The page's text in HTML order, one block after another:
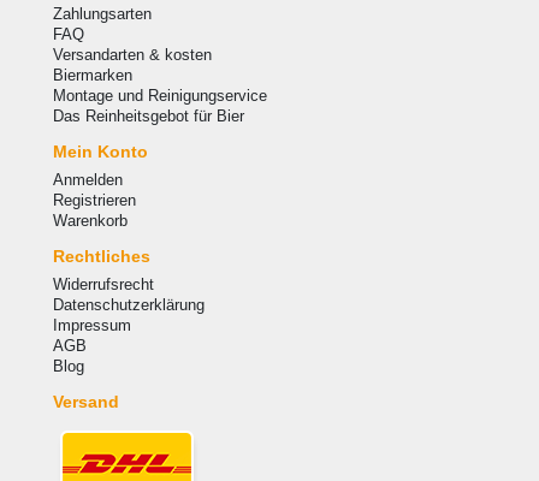
Zahlungsarten
FAQ
Versandarten & kosten
Biermarken
Montage und Reinigungservice
Das Reinheitsgebot für Bier
Mein Konto
Anmelden
Registrieren
Warenkorb
Rechtliches
Widerrufsrecht
Datenschutzerklärung
Impressum
AGB
Blog
Versand